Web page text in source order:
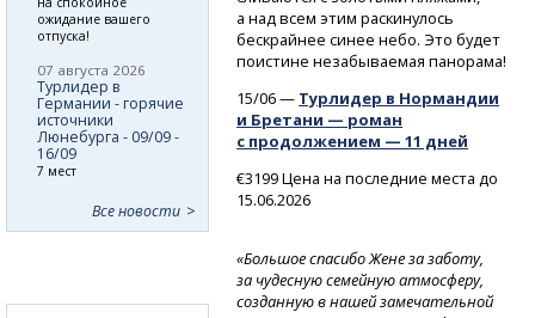
а над всем этим раскинулось
бескрайнее синее небо. Это будет
поистине незабываемая панорама!
15/06 — Турлидер в Нормандии
и Бретани — роман
с продолжением — 11 дней
€3199 Цена на последние места до
15.06.2026
«Большое спасибо Жене за заботу,
за чудесную семейную атмосферу,
созданную в нашей замечательной
ожидание вашего
отпуска!
07 августа 2026
Турлидер в
Германии - горячие
источники
Люнебурга - 09/09 -
16/09
7 мест
Все новости